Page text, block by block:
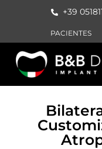
+39
PACIENTES